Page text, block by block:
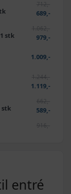
entré
712,-
689,-
stk
1.062,-
979,-
1.009,-
1.244,-
1.119,-
stk
662,-
589,-
916,-
1.049,-